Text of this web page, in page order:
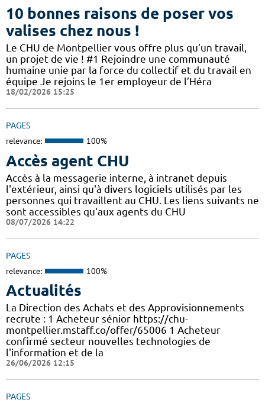
10 bonnes raisons de poser vos
valises chez nous !
Le CHU de Montpellier vous offre plus qu’un travail,
un projet de vie ! #1 Rejoindre une communauté
humaine unie par la force du collectif et du travail en
équipe Je rejoins le 1er employeur de l’Héra
18/02/2026 15:25
PAGES
relevance: 100%
Accès agent CHU
Accès à la messagerie interne, à intranet depuis
l'extérieur, ainsi qu'à divers logiciels utilisés par les
personnes qui travaillent au CHU. Les liens suivants ne
sont accessibles qu'aux agents du CHU
08/07/2026 14:22
PAGES
relevance: 100%
Actualités
La Direction des Achats et des Approvisionnements
recrute : 1 Acheteur sénior https://chu-
montpellier.mstaff.co/offer/65006 1 Acheteur
confirmé secteur nouvelles technologies de
l'information et de la
26/06/2026 12:15
PAGES